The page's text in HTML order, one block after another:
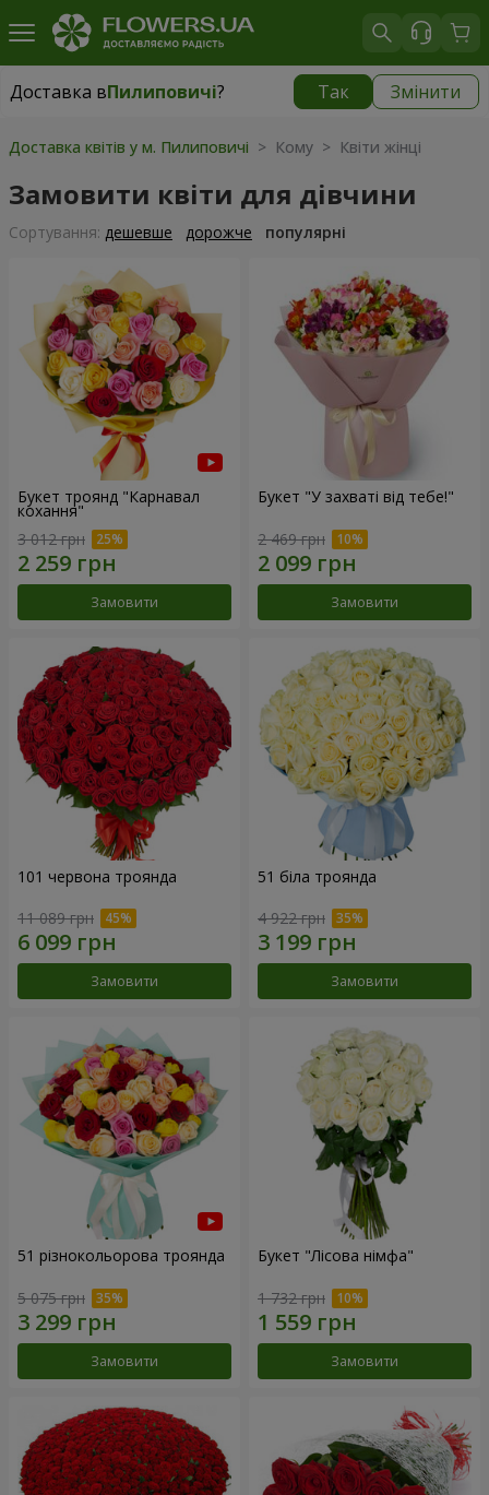
Доставка вПилиповичі? Так Змінити
Доставка вПилиповичі| безкоштовно
Доставка квітів у м. Пилиповичі > Кому > Квіти жінці
Замовити квіти для дівчини
Сортування: дешевше дорожче популярні
Букет троянд "Карнавал
кохання"
3 012 грн
Замовити
Букет "У захваті від тебе!"
2 469 грн
Замовити
101 червона троянда
11 089 грн
Замовити
51 біла троянда
4 922 грн
Замовити
51 різнокольорова троянда
5 075 грн
Замовити
Букет "Лісова німфа"
1 732 грн
Замовити